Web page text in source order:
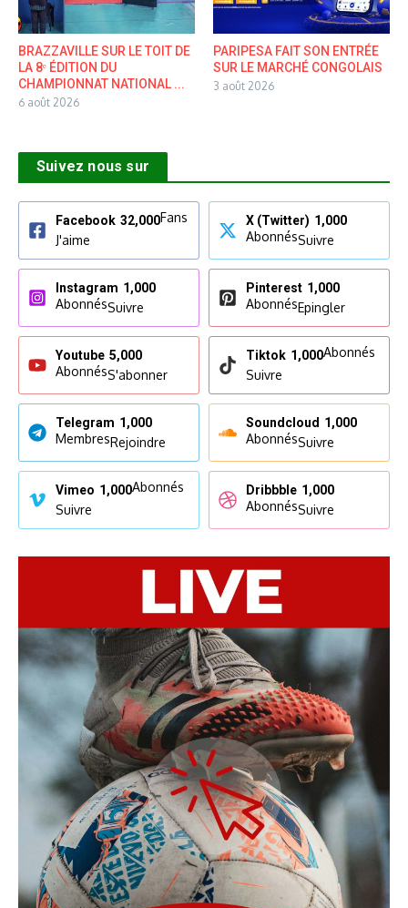
BRAZZAVILLE SUR LE TOIT DE
LA 8ᵉ ÉDITION DU
CHAMPIONNAT NATIONAL ...
6 août 2026
PARIPESA FAIT SON ENTRÉE
SUR LE MARCHÉ CONGOLAIS
3 août 2026
Suivez nous sur
Facebook 32,000Fans
J'aime
X (Twitter) 1,000
AbonnésSuivre
Instagram 1,000
AbonnésSuivre
Pinterest 1,000
AbonnésEpingler
Youtube 5,000
AbonnésS'abonner
Tiktok 1,000Abonnés
Suivre
Telegram 1,000
MembresRejoindre
Soundcloud 1,000
AbonnésSuivre
Vimeo 1,000Abonnés
Suivre
Dribbble 1,000
AbonnésSuivre